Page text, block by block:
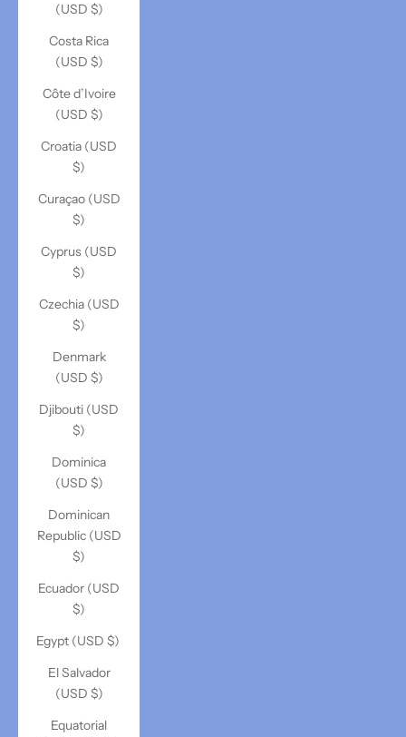
(USD $)
Costa Rica
(USD $)
Côte d’Ivoire
(USD $)
Croatia (USD
$)
Curaçao (USD
$)
Cyprus (USD
$)
Czechia (USD
$)
Denmark
(USD $)
Djibouti (USD
$)
Dominica
(USD $)
Dominican
Republic (USD
$)
Ecuador (USD
$)
Egypt (USD $)
El Salvador
(USD $)
Equatorial